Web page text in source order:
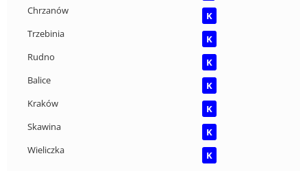
Chrzanów
K
Trzebinia
K
Rudno
K
Balice
K
Kraków
K
Skawina
K
Wieliczka
K